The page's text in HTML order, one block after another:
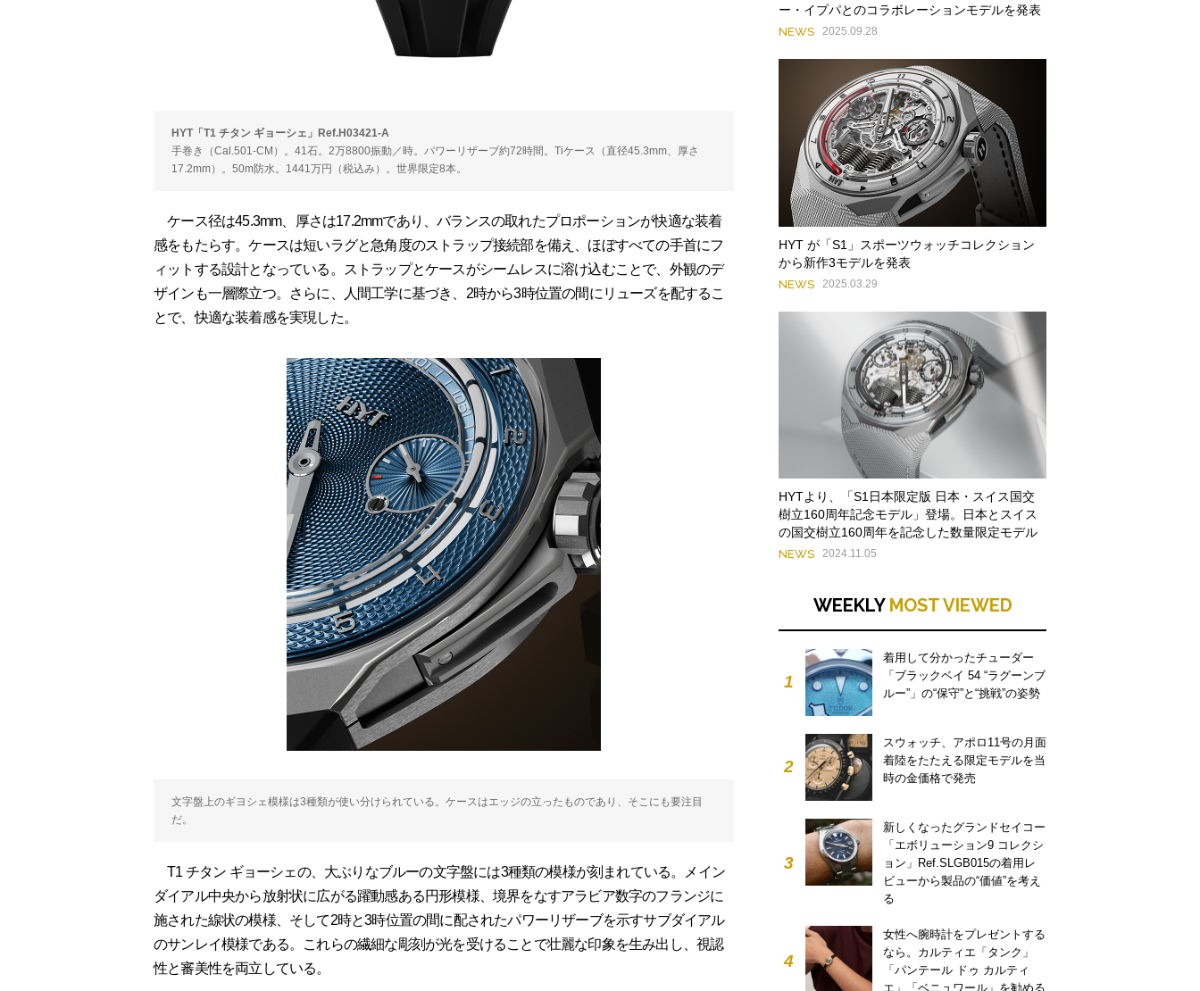
HYT「T1 チタン ギョーシェ」Ref.H03421-A
手巻き（Cal.501-CM）。41石。2万8800振動／時。パワーリザーブ約72時間。Tiケース（直径45.3mm、厚さ
17.2mm）。50m防水。1441万円（税込み）。世界限定8本。
ケース径は45.3mm、厚さは17.2mmであり、バランスの取れたプロポーションが快適な装着
感をもたらす。ケースは短いラグと急角度のストラップ接続部を備え、ほぼすべての手首にフ
ィットする設計となっている。ストラップとケースがシームレスに溶け込むことで、外観のデ
ザインも一層際立つ。さらに、人間工学に基づき、2時から3時位置の間にリューズを配するこ
とで、快適な装着感を実現した。
文字盤上のギヨシェ模様は3種類が使い分けられている。ケースはエッジの立ったものであり、そこにも要注目
だ。
T1 チタン ギョーシェの、大ぶりなブルーの文字盤には3種類の模様が刻まれている。メイン
ダイアル中央から放射状に広がる躍動感ある円形模様、境界をなすアラビア数字のフランジに
施された線状の模様、そして2時と3時位置の間に配されたパワーリザーブを示すサブダイアル
のサンレイ模様である。これらの繊細な彫刻が光を受けることで壮麗な印象を生み出し、視認
性と審美性を両立している。
ー・イプパとのコラボレーションモデルを発表
NEWS 2025.09.28
HYT が「S1」スポーツウォッチコレクション
から新作3モデルを発表
NEWS 2025.03.29
HYTより、「S1日本限定版 日本・スイス国交
樹立160周年記念モデル」登場。日本とスイス
の国交樹立160周年を記念した数量限定モデル
NEWS 2024.11.05
WEEKLY MOST VIEWED
1
着用して分かったチューダー
「ブラックベイ 54 “ラグーンブ
ルー”」の“保守”と“挑戦”の姿勢
2
スウォッチ、アポロ11号の月面
着陸をたたえる限定モデルを当
時の金価格で発売
3
新しくなったグランドセイコー
「エボリューション9 コレクシ
ョン」Ref.SLGB015の着用レ
ビューから製品の“価値”を考え
る
4
女性へ腕時計をプレゼントする
なら。カルティエ「タンク」
「パンテール ドゥ カルティ
エ」「ベニュワール」を勧める